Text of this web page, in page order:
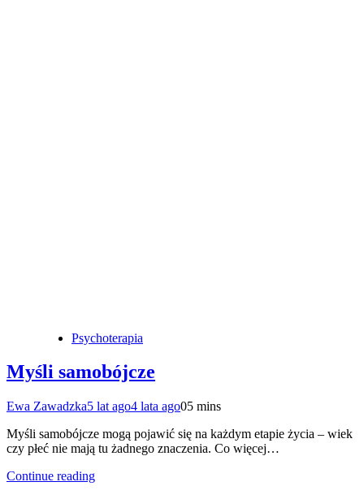
Psychoterapia
Myśli samobójcze
Ewa Zawadzka5 lat ago4 lata ago05 mins
Myśli samobójcze mogą pojawić się na każdym etapie życia – wiek
czy płeć nie mają tu żadnego znaczenia. Co więcej…
Continue reading